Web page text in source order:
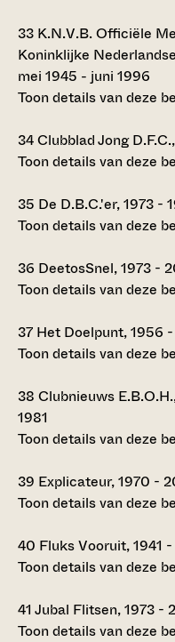
33 K.N.V.B. Officiële
Koninklijke
mei 1945 - juni 1996
Toon details van deze
34Clubblad Jong
Toon details van deze
35 De D.B.C.'er, 1973 -
Toon details van deze
36 DeetosSnel, 1973 -
Toon details van deze
37 Het Doelpunt, 1956
Toon details van deze
38 Clubnieuws
1981
Toon details van deze
39 Explicateur, 1970 -
Toon details van deze
40 Fluks Vooruit, 1941
Toon details van deze
41 Jubal Flitsen, 1973 -
Toon details van deze